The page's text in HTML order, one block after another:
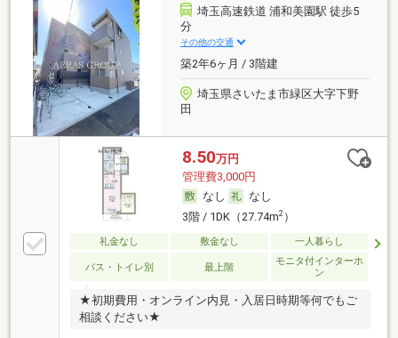
埼玉高速鉄道 浦和美園駅 徒歩5
分
その他の交通
築2年6ヶ月 / 3階建
埼玉県さいたま市緑区大字下野
田
8.50万円
管理費3,000円
なし
なし
3階 / 1DK（27.74m2）
礼金なし 敷金なし 一人暮らし
バス・トイレ別 最上階
モニタ付インターホ
ン
★初期費用・オンライン内見・入居日時期等何でもご
相談ください★